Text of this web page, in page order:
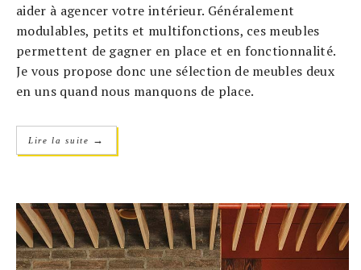
aider à agencer votre intérieur. Généralement
modulables, petits et multifonctions, ces meubles
permettent de gagner en place et en fonctionnalité.
Je vous propose donc une sélection de meubles deux
en uns quand nous manquons de place.
Lire la suite →